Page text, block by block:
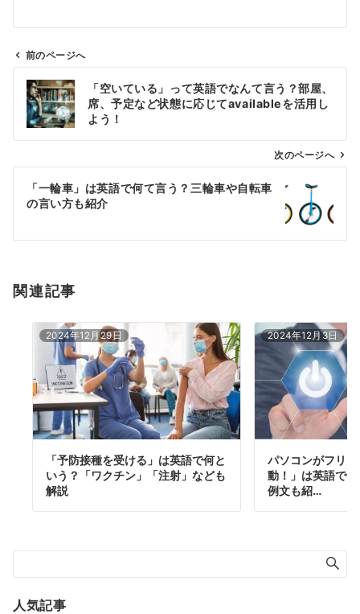
ン
前のページへ
「空いている」って英語でなんて言う？部屋、
席、予定など状態に応じてavailableを活用し
よう！
次のページへ
「一輪車」は英語で何て言う？三輪車や自転車
の言い方も紹介
関連記事
2024年12月29日
「予防接種を受ける」は英語で何と
いう？「ワクチン」「注射」なども
解説
2024年12月3日
パソコンがフリ
動！」は英語で
例文も紹…
人気記事